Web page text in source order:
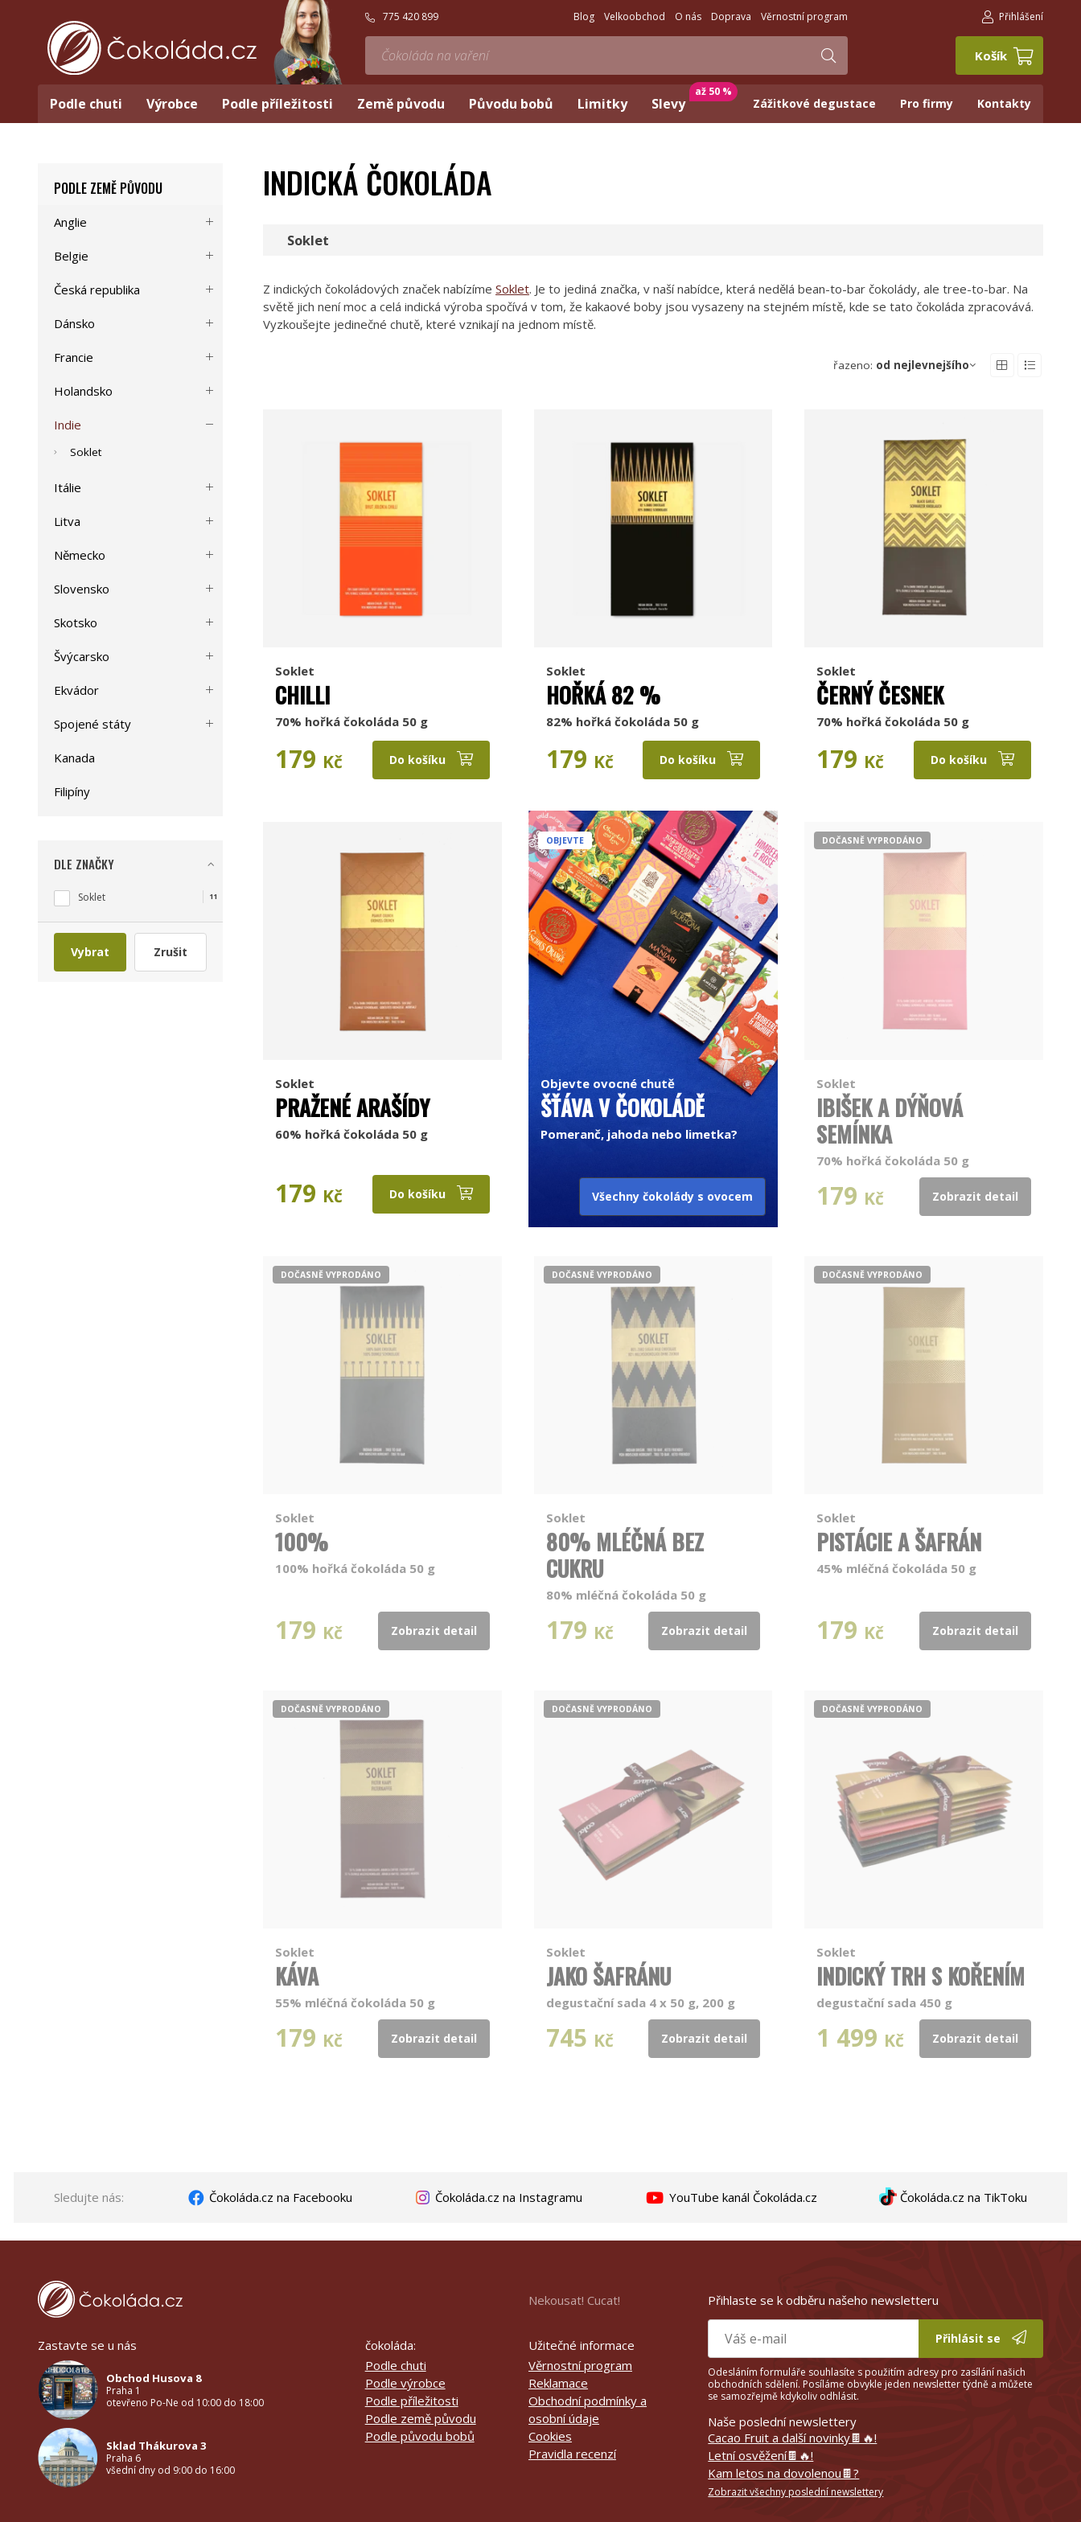
775 420 899 Blog Velkoobchod O nás Doprava Věrnostní program Přihlášení
Košík
Podle chuti Výrobce Podle příležitosti Země původu Původu bobů Limitky Slevy
až 50 %
Zážitkové degustace Pro firmy Kontakty
INDICKÁ ČOKOLÁDA
Soklet
Z indických čokoládových značek nabízíme Soklet. Je to jediná značka, v naší nabídce, která nedělá bean-to-bar čokolády, ale tree-to-bar. Na
světě jich není moc a celá indická výroba spočívá v tom, že kakaové boby jsou vysazeny na stejném místě, kde se tato čokoláda zpracovává.
Vyzkoušejte jedinečné chutě, které vznikají na jednom místě.
řazeno: od nejlevnejšího
Soklet
CHILLI
70% hořká čokoláda 50 g
179 Kč Do košíku
Soklet
HOŘKÁ 82 %
82% hořká čokoláda 50 g
179 Kč Do košíku
Soklet
ČERNÝ ČESNEK
70% hořká čokoláda 50 g
179 Kč Do košíku
Soklet
PRAŽENÉ ARAŠÍDY
60% hořká čokoláda 50 g
179 Kč Do košíku
OBJEVTE
Objevte ovocné chutě
ŠŤÁVA V ČOKOLÁDĚ
Pomeranč, jahoda nebo limetka?
Všechny čokolády s ovocem
DOČASNĚ VYPRODÁNO
Soklet
IBIŠEK A DÝŇOVÁ
SEMÍNKA
70% hořká čokoláda 50 g
179 Kč Zobrazit detail
DOČASNĚ VYPRODÁNO
Soklet
100%
100% hořká čokoláda 50 g
179 Kč Zobrazit detail
DOČASNĚ VYPRODÁNO
Soklet
80% MLÉČNÁ BEZ
CUKRU
80% mléčná čokoláda 50 g
179 Kč Zobrazit detail
DOČASNĚ VYPRODÁNO
Soklet
PISTÁCIE A ŠAFRÁN
45% mléčná čokoláda 50 g
179 Kč Zobrazit detail
DOČASNĚ VYPRODÁNO
Soklet
KÁVA
55% mléčná čokoláda 50 g
179 Kč Zobrazit detail
DOČASNĚ VYPRODÁNO
Soklet
JAKO ŠAFRÁNU
degustační sada 4 x 50 g, 200 g
745 Kč Zobrazit detail
DOČASNĚ VYPRODÁNO
Soklet
INDICKÝ TRH S KOŘENÍM
degustační sada 450 g
1 499 Kč Zobrazit detail
PODLE ZEMĚ PŮVODU
Anglie
Belgie
Česká republika
Dánsko
Francie
Holandsko
Indie
Soklet
Itálie
Litva
Německo
Slovensko
Skotsko
Švýcarsko
Ekvádor
Spojené státy
Kanada
Filipíny
DLE ZNAČKY
Soklet 11
Vybrat Zrušit
Sledujte nás: Čokoláda.cz na Facebooku Čokoláda.cz na Instagramu YouTube kanál Čokoláda.cz Čokoláda.cz na TikToku
Zastavte se u nás
Obchod Husova 8
Praha 1
otevřeno Po-Ne od 10:00 do 18:00
Sklad Thákurova 3
Praha 6
všední dny od 9:00 do 16:00
čokoláda:
Podle chuti
Podle výrobce
Podle příležitosti
Podle země původu
Podle původu bobů
Nekousat! Cucat!
Užitečné informace
Věrnostní program
Reklamace
Obchodní podmínky a
osobní údaje
Cookies
Pravidla recenzí
Přihlaste se k odběru našeho newsletteru
Přihlásit se
Odesláním formuláře souhlasíte s použitím adresy pro zasílání našich
obchodních sdělení. Posíláme obvykle jeden newsletter týdně a můžete
se samozřejmě kdykoliv odhlásit.
Naše poslední newslettery
Cacao Fruit a další novinky🍫🔥!
Letní osvěžení🍫🔥!
Kam letos na dovolenou🍫?
Zobrazit všechny poslední newslettery